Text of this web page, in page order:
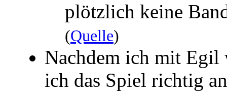
plötzlich keine
(Quelle)
Nachdem ich mit Egil
ich das Spiel richtig